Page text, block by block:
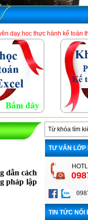
hành kế toán thuế tổng
dẫn cách
pháp lập
TƯ VẤN LỚP
TIN TỨC NỔI